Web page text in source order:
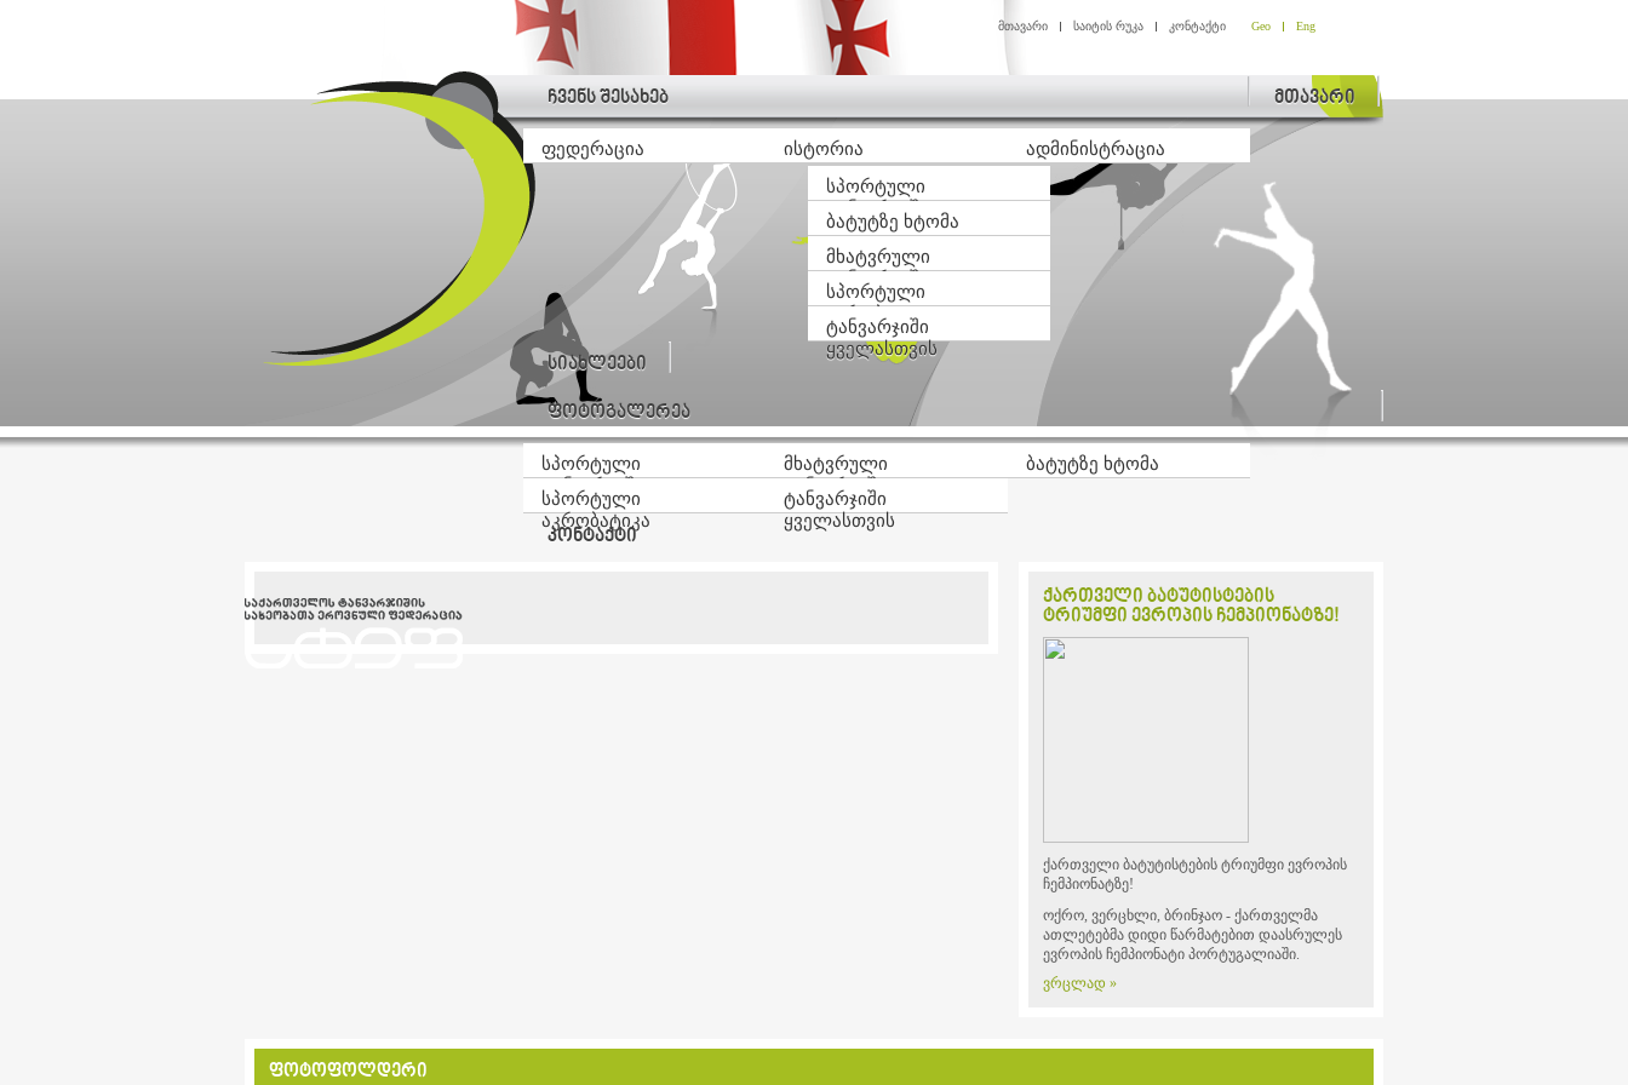
მთავარი საიტის რუკა კონტაქტი Geo Eng
ჩვენს შესახებ
ფედერაცია
ისტორია
სპორტული
ტანვარჯიში
ბატუტზე ხტომა
მხატვრული
ტანვარჯიში
სპორტული
აკრობატიკა
ტანვარჯიში
ყველასთვის
ადმინისტრაცია
მთავარი
სიახლეები
ფოტოგალერეა
სპორტული
ტანვარჯიში
მხატვრული
ტანვარჯიში
ბატუტზე ხტომა
სპორტული
აკრობატიკა
ტანვარჯიში
ყველასთვის
კონტაქტი
ქართველი ბატუტისტების
ტრიუმფი ევროპის ჩემპიონატზე!
ქართველი ბატუტისტების ტრიუმფი ევროპის
ჩემპიონატზე!
ოქრო, ვერცხლი, ბრინჯაო - ქართველმა
ათლეტებმა დიდი წარმატებით დაასრულეს
ევროპის ჩემპიონატი პორტუგალიაში.
ვრცლად »
ფოტოფოლდერი